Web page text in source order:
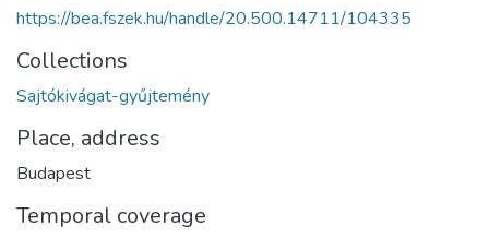
https://bea.fszek.hu/handle/20.500.14711/104335
Collections
Sajtókivágat-gyűjtemény
Place, address
Budapest
Temporal coverage